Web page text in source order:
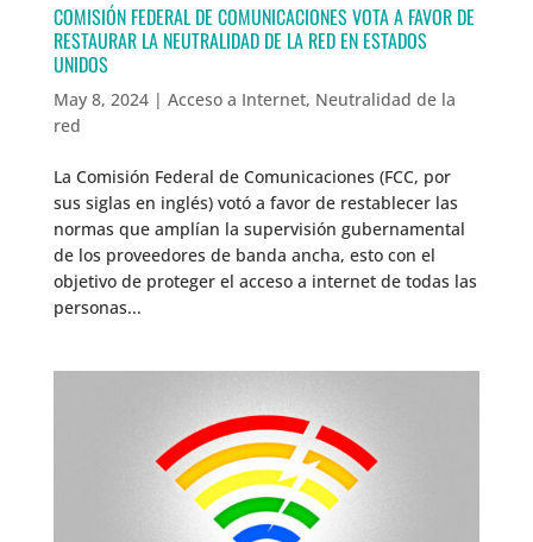
COMISIÓN FEDERAL DE COMUNICACIONES VOTA A FAVOR DE
RESTAURAR LA NEUTRALIDAD DE LA RED EN ESTADOS
UNIDOS
May 8, 2024| Acceso a Internet, Neutralidad de la
red
La Comisión Federal de Comunicaciones (FCC, por
sus siglas en inglés) votó a favor de restablecer las
normas que amplían la supervisión gubernamental
de los proveedores de banda ancha, esto con el
objetivo de proteger el acceso a internet de todas las
personas...